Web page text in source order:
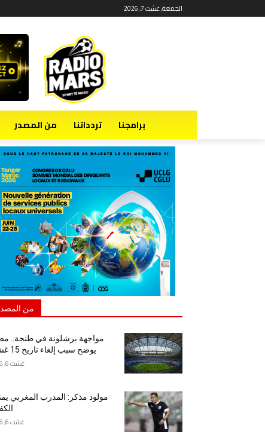
الجمعة, غشت 7, 2026
برامجنا تردداتنا من المصدر
من
مواجهة برشلونة في طنجة..
يوضح سبب إلغاء تاريخ 15 غشت
غشت 6, 2026
مولود مذكر: المدرب المغربي
غشت 6, 2026